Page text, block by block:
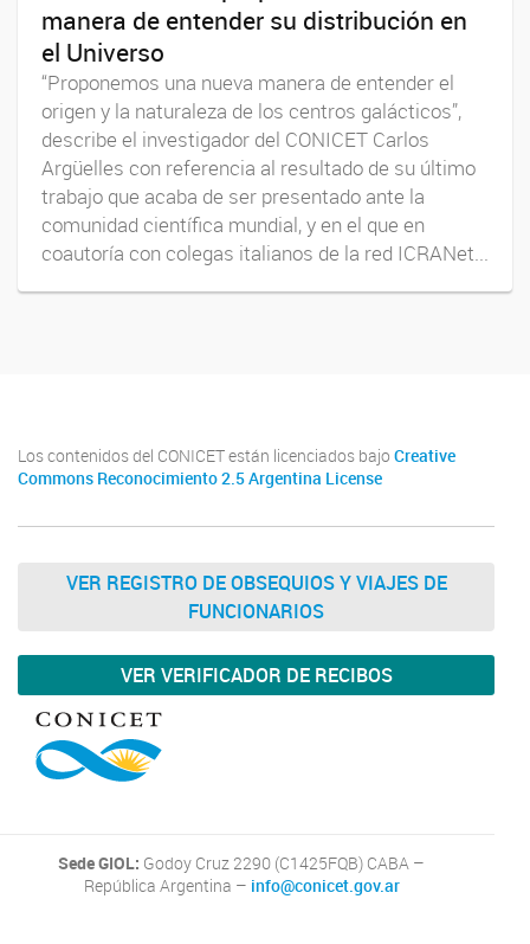
manera de entender su distribución en
el Universo
“Proponemos una nueva manera de entender el
origen y la naturaleza de los centros galácticos”,
describe el investigador del CONICET Carlos
Argüelles con referencia al resultado de su último
trabajo que acaba de ser presentado ante la
comunidad científica mundial, y en el que en
coautoría con colegas italianos de la red ICRANet...
Los contenidos del CONICET están licenciados bajo Creative
Commons Reconocimiento 2.5 Argentina License
VER REGISTRO DE OBSEQUIOS Y VIAJES DE
FUNCIONARIOS
VER VERIFICADOR DE RECIBOS
Sede GIOL: Godoy Cruz 2290 (C1425FQB) CABA –
República Argentina – info@conicet.gov.ar